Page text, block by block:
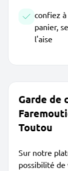
confiez
panier,
l'aise
Garde de
Toutou
Sur notre
possibilité